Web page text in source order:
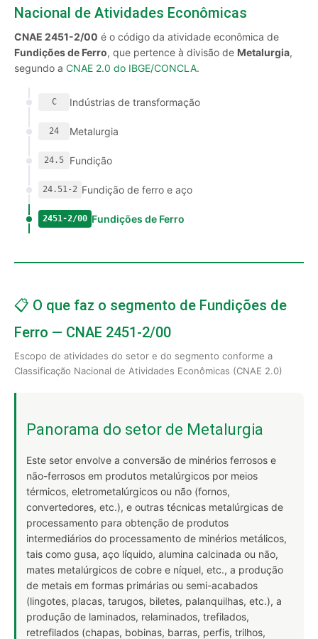
Nacional de Atividades Econômicas
CNAE 2451-2/00 é o código da atividade econômica de
Fundições de Ferro, que pertence à divisão de Metalurgia,
segundo a CNAE 2.0 do IBGE/CONCLA.
C Indústrias de transformação
24 Metalurgia
24.5 Fundição
24.51-2 Fundição de ferro e aço
2451-2/00 Fundições de Ferro
📋 O que faz o segmento de Fundições de
Ferro — CNAE 2451-2/00
Escopo de atividades do setor e do segmento conforme a
Classificação Nacional de Atividades Econômicas (CNAE 2.0)
Panorama do setor de Metalurgia
Este setor envolve a conversão de minérios ferrosos e
não-ferrosos em produtos metalúrgicos por meios
térmicos, eletrometalúrgicos ou não (fornos,
convertedores, etc.), e outras técnicas metalúrgicas de
processamento para obtenção de produtos
intermediários do processamento de minérios metálicos,
tais como gusa, aço líquido, alumina calcinada ou não,
mates metalúrgicos de cobre e níquel, etc., a produção
de metais em formas primárias ou semi-acabados
(lingotes, placas, tarugos, biletes, palanquilhas, etc.), a
produção de laminados, relaminados, trefilados,
retrefilados (chapas, bobinas, barras, perfis, trilhos,